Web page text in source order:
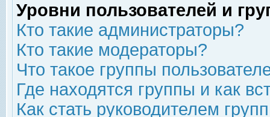
Уровни пользователей и
Кто такие администраторы?
Кто такие модераторы?
Что такое группы
Где находятся группы и как
Как стать руководителем